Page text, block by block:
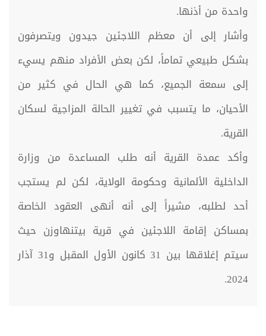
واحدة من أذنها.
وأشار إلى أن معظم اللاجئين جيدون ويتصرفون
بشكل طبيعي تماماً، لكن بعض الأفراد منهم يسيء
إلى سمعة الجميع، كما هي الحال في كثير من
الأحيان، ما يتسبب في تغيير الحالة المزاجية لسكان
القرية.
وأكد عمدة القرية أنه طلب المساعدة من وزارة
الداخلية الألمانية وحكومة الولاية، لكن لم يستجب
أحد لطلبه، مشيراً إلى أنه أنهى العقود الخاصة
بمساكن إقامة اللاجئين في قرية بيتنهاوزن حيث
سيتم إغلاقها بين 31 كانون الأول المقبل و31 آذار
2024.